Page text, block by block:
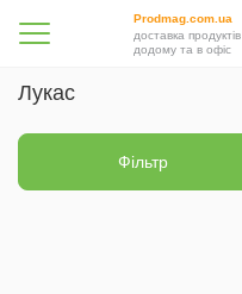
Prodmag.com.ua
доставка продуктів
додому та в офіс
Лукас
Фільтр